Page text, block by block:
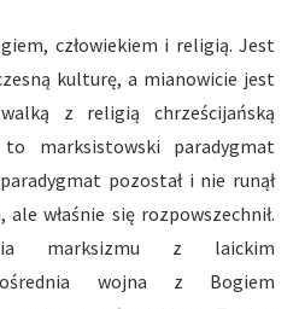
człowiekiem i religią. Jest
kulturę, a mianowicie jest
z religią chrześcijańską
marksistowski paradygmat
pozostał i nie runął
właśnie się rozpowszechnił.
marksizmu z laickim
wojna z Bogiem